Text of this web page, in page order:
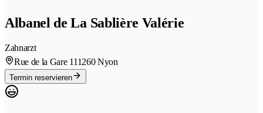
Albanel de La Sablière Valérie
Zahnarzt
Rue de la Gare 111260 Nyon
Termin reservieren